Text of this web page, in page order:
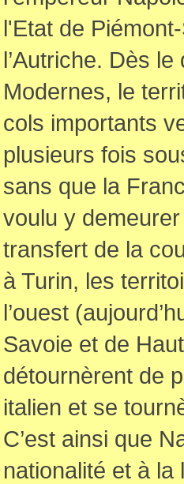
l'Etat de
l’Autriche. Dès
Modernes, le
cols importants
plusieurs fois
sans que la
voulu y
transfert de la
à Turin, les
l’ouest
Savoie et de
détournèrent de
italien et se
C’est ainsi que
nationalité et à la